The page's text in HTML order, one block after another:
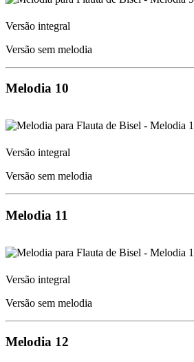
Versão integral
Versão sem melodia
Melodia 10
Versão integral
Versão sem melodia
Melodia 11
Versão integral
Versão sem melodia
Melodia 12